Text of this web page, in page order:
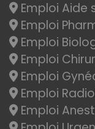
Emploi Aide
Emploi
Emploi
Emploi
Emploi
Emploi
Emploi